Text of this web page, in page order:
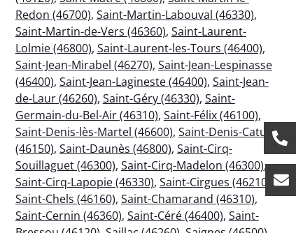
Redon (46700), Saint-Martin-Labouval (46330),
Saint-Martin-de-Vers (46360), Saint-Laurent-
Lolmie (46800), Saint-Laurent-les-Tours (46400),
Saint-Jean-Mirabel (46270), Saint-Jean-Lespinasse
(46400), Saint-Jean-Lagineste (46400), Saint-Jean-
de-Laur (46260), Saint-Géry (46330), Saint-
Germain-du-Bel-Air (46310), Saint-Félix (46100),
Saint-Denis-lès-Martel (46600), Saint-Denis-Catus
(46150), Saint-Daunès (46800), Saint-Cirq-
Souillaguet (46300), Saint-Cirq-Madelon (46300),
Saint-Cirq-Lapopie (46330), Saint-Cirgues (46210)
Saint-Chels (46160), Saint-Chamarand (46310),
Saint-Cernin (46360), Saint-Céré (46400), Saint-